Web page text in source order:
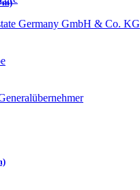
Germany GmbH & Co. KG
m)